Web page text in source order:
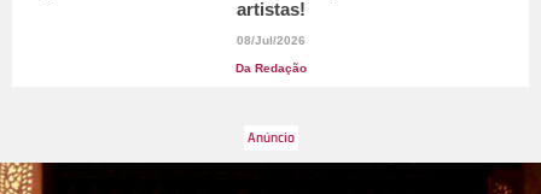
artistas!
08/Jul/2026
Da Redação